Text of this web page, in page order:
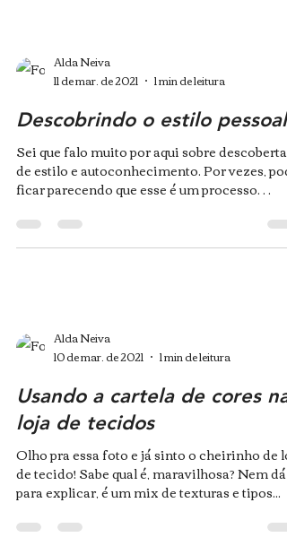
Alda Neiva
11 de mar. de 2021
1 min de leitura
Descobrindo o estilo pessoal
Sei que falo muito por aqui sobre descoberta
de estilo e autoconhecimento. Por vezes, pode
ficar parecendo que esse é um processo
Alda Neiva
10 de mar. de 2021
1 min de leitura
Usando a cartela de cores na
loja de tecidos
Olho pra essa foto e já sinto o cheirinho de
de tecido! Sabe qual é, maravilhosa? Nem dá
para explicar, é um mix de texturas e tipos...